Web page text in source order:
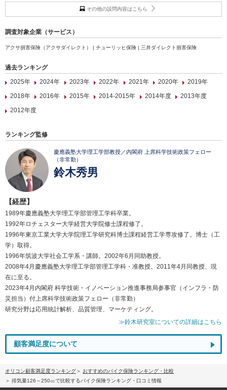
その他の設問内容はこちら
調査対象企業（サービス）
アクサ損害保険（アクサダイレクト） | チューリッヒ保険 | 三井ダイレクト損害保険
過去ランキング
2025年
2024年 2023年 2022年 2021年 2020年
2019年
2018年
2016年 2015年 2014-2015年 2014年度
2013年度
2012年度
ランキング監修
慶應義塾大学理工学部教授／内閣府 上席科学技術政策フェロー
（非常勤）
鈴木秀男
【経歴】
1989年慶應義塾大学理工学部管理工学科卒業。
1992年ロチェスター大学経営大学院修士課程修了。
1996年東京工業大学大学院理工学研究科博士課程経営工学専攻修了。博士（工
学）取得。
1996年筑波大学社会工学系・講師。2002年6月同助教授。
2008年4月慶應義塾大学理工学部管理工学科・准教授。2011年4月同教授、現
在に至る。
2023年4月内閣府 科学技術・イノベーション推進事務局参事官（インフラ・防
災担当）付上席科学技術政策フェロー（非常勤）
研究分野は応用統計解析、品質管理、マーケティング。
≫鈴木研究室についての詳細はこちら
顧客満足度について
オリコン顧客満足度ランキング
おすすめのバイク保険ランキング・比較
排気量126～250㏄で比較するバイク保険ランキング・口コミ情報